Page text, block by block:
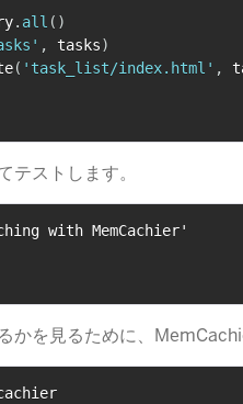
. all ( )
, tasks)
( 'task_list/index.html' ,
テストします。
with MemCachier'
かを見るために、